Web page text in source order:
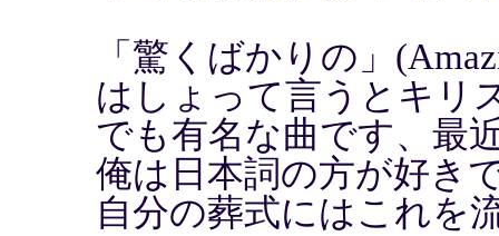
「驚くばかりの」
はしょって言うとキリ
でも有名な曲です、最
俺は日本詞の方が好き
自分の葬式にはこれを